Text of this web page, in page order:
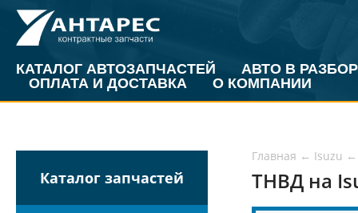
КАТАЛОГ АВТОЗАПЧАСТЕЙ
АВТО В РАЗБОР
ОПЛАТА И ДОСТАВКА
О КОМПАНИИ
Каталог запчастей
Главная ← Isuzu ←
ТНВД на